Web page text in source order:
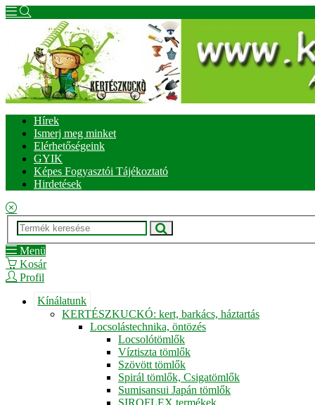
Hírek
Ismerj meg minket
Elérhetőségeink
GYIK
Képes Fogyasztói Tájékoztató
Hirdetések
Menü
Kosár
Profil
Kínálatunk
KERTÉSZKUCKÓ: kert, barkács, háztartás
Locsolástechnika, öntözés
Locsolótömlők
Víztiszta tömlők
Szövött tömlők
Spirál tömlők, Csigatömlők
Sumisansui Japán tömlők
SIROFLEX termékek